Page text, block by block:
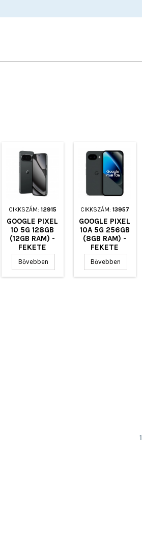
CIKKSZÁM: 12915
GOOGLE PIXEL
10 5G 128GB
(12GB RAM) -
FEKETE
Bővebben
CIKKSZÁM: 13957
GOOGLE PIXEL
10A 5G 256GB
(8GB RAM) -
FEKETE
Bővebben
1